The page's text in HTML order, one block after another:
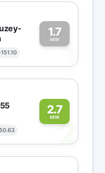
1.7
MW1
2.7
MW2